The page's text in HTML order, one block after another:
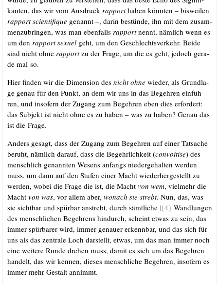
kan­ten, das wir vom Aus­druck rap­porthaben könn­ten – bis­wei­len
rap­port sci­en­ti­fi­que genannt –, dar­in bestün­de, ihn mit dem zusam­
men­zu­brin­gen, was man eben­falls rap­portnennt, näm­lich wenn es
um den rap­port sexu­el geht, um den Geschlechts­ver­kehr. Bei­de
sind nicht ohne rap­portzu der Fra­ge, um die es geht, jedoch gera­
de mal so.
Hier fin­den wir die Dimen­si­on des nicht ohne wie­der, als Grund­la­
ge genau für den Punkt, an dem wir uns in das Begeh­ren ein­füh­
ren, und inso­fern der Zugang zum Begeh­ren eben dies erfor­dert:
das Sub­jekt ist nicht ohne es zu haben – was zu haben? Genau das
ist die Frage.
Anders gesagt, dass der Zugang zum Begeh­ren auf einer Tat­sa­che
beruht, näm­lich dar­auf, dass die Begehr­lich­keit (con­voi­ti­se) des
mensch­lich genann­ten Wesens anfangs nie­der­ge­hal­ten wer­den
muss, um dann auf den Stu­fen einer Macht wie­der­her­ge­stellt zu
wer­den, wobei die Fra­ge die ist, die Macht von wem, viel­mehr die
Macht von was, vor allem aber, wonach sie strebt. Nun, das, was
sie sicht­bar und spür­bar anstrebt, durch sämt­li­che |{4} Wand­lun­gen
des mensch­li­chen Begeh­rens hin­durch, scheint etwas zu sein, das
immer spür­ba­rer wird, immer genau­er erkenn­bar, und das sich für
uns als das zen­tra­le Loch dar­stellt, etwas, um das man immer noch
eine wei­te­re Run­de dre­hen muss, damit es sich um das Begeh­ren
han­delt, das wir ken­nen, die­ses mensch­li­che Begeh­ren, inso­fern es
immer mehr Gestalt annimmt.